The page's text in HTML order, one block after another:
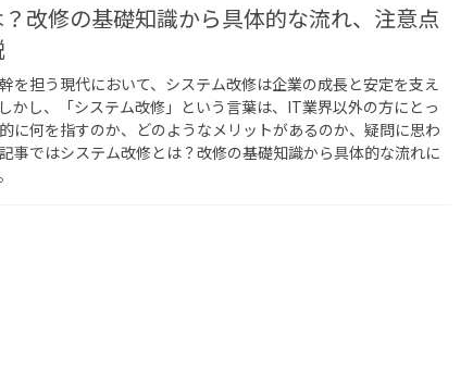
改修の基礎知識から具体的な流れ、注意点
を担う現代において、システム改修は企業の成長と安定を支え
かし、「システム改修」という言葉は、IT業界以外の方にとっ
に何を指すのか、どのようなメリットがあるのか、疑問に思わ
事ではシステム改修とは？改修の基礎知識から具体的な流れに